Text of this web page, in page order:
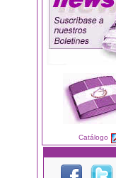
Catálogo